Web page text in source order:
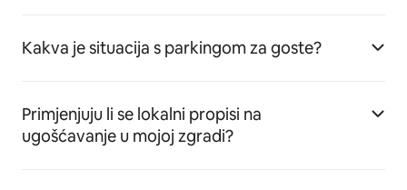
Kakva je situacija s parkingom za goste?
Primjenjuju li se lokalni propisi na
ugošćavanje u mojoj zgradi?